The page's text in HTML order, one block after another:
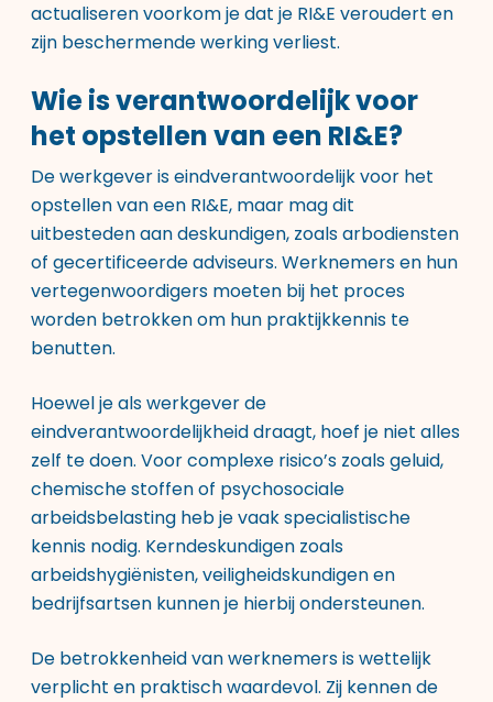
actualiseren voorkom je dat je RI&E veroudert en
zijn beschermende werking verliest.
Wie is verantwoordelijk voor
het opstellen van een RI&E?
De werkgever is eindverantwoordelijk voor het
opstellen van een RI&E, maar mag dit
uitbesteden aan deskundigen, zoals arbodiensten
of gecertificeerde adviseurs. Werknemers en hun
vertegenwoordigers moeten bij het proces
worden betrokken om hun praktijkkennis te
benutten.
Hoewel je als werkgever de
eindverantwoordelijkheid draagt, hoef je niet alles
zelf te doen. Voor complexe risico’s zoals geluid,
chemische stoffen of psychosociale
arbeidsbelasting heb je vaak specialistische
kennis nodig. Kerndeskundigen zoals
arbeidshygiënisten, veiligheidskundigen en
bedrijfsartsen kunnen je hierbij ondersteunen.
De betrokkenheid van werknemers is wettelijk
verplicht en praktisch waardevol. Zij kennen de